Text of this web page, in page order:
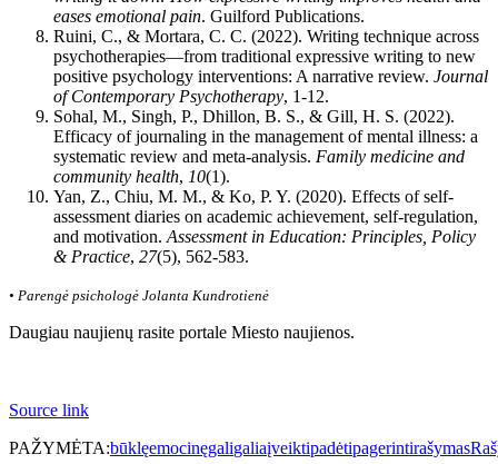
eases emotional pain. Guilford Publications.
Ruini, C., & Mortara, C. C. (2022). Writing technique across
psychotherapies—from traditional expressive writing to new
positive psychology interventions: A narrative review. Journal
of Contemporary Psychotherapy, 1-12.
Sohal, M., Singh, P., Dhillon, B. S., & Gill, H. S. (2022).
Efficacy of journaling in the management of mental illness: a
systematic review and meta-analysis. Family medicine and
community health, 10(1).
Yan, Z., Chiu, M. M., & Ko, P. Y. (2020). Effects of self-
assessment diaries on academic achievement, self-regulation,
and motivation. Assessment in Education: Principles, Policy
& Practice, 27(5), 562-583.
• Parengė psichologė Jolanta Kundrotienė
Daugiau naujienų rasite portale Miesto naujienos.
Source link
PAŽYMĖTA:būklęemocinęgaligaliaįveiktipadėtipagerintirašymas